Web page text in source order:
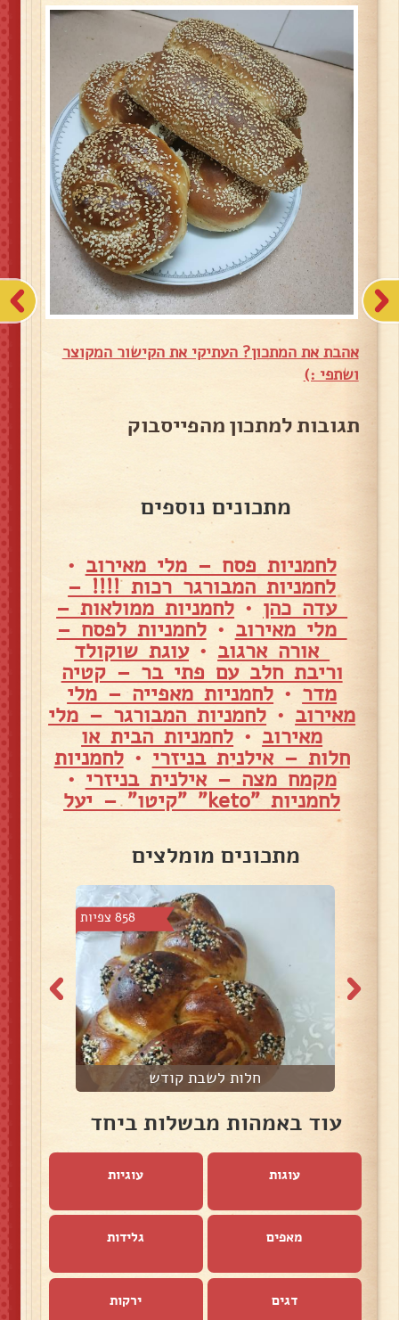
אהבת את המתכון? העתיקי את הקישור המקוצר
ושתפי :)
תגובות למתכון מהפייסבוק
מתכונים נוספים
לחמניות פסח – מלי מאירוב •
לחמניות המבורגר רכות !!!! –
עדה כהן • לחמניות ממולאות –
מלי מאירוב •לחמניות לפסח –
אורה ארגוב •עוגת שוקולד
וריבת חלב עם פתי בר – קטיה
מדר • לחמניות מאפייה – מלי
מאירוב • לחמניות המבורגר – מלי
מאירוב • לחמניות הבית או
חלות – אילנית בניזרי •לחמניות
מקמח מצה – אילנית בניזרי •
לחמניות "keto" "קיטו" – יעל
מתכונים מומלצים
858 צפיות
חלות לשבת קודש
עוד באמהות מבשלות ביחד
עוגות עוגיות
מאפים גלידות
דגים ירקות